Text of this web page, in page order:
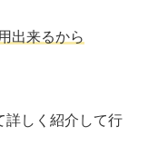
出来るから
詳しく紹介して行